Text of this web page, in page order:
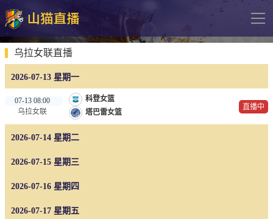
导
网站首页
足球直播
英超
德甲
西甲
意甲
欧冠杯
乌拉女联直播
2026-07-13 星期一
07-13 08:00
乌拉女联
科登女篮
塔巴雷女篮
直播中
2026-07-14 星期二
2026-07-15 星期三
2026-07-16 星期四
2026-07-17 星期五